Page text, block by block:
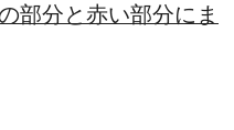
部分と赤い部分にま